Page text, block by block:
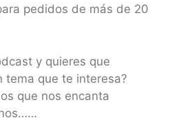
pedidos de más de 20
y quieres que
tema que te interesa?
que nos encanta